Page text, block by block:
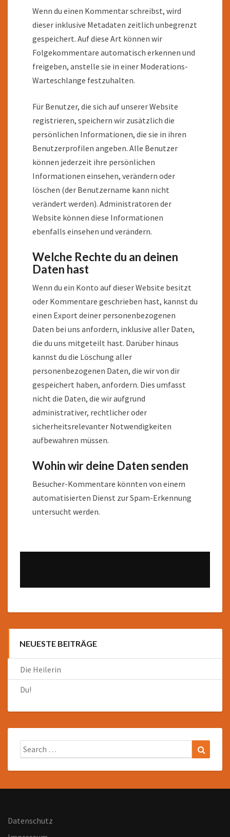
Wenn du einen Kommentar schreibst, wird
dieser inklusive Metadaten zeitlich unbegrenzt
gespeichert. Auf diese Art können wir
Folgekommentare automatisch erkennen und
freigeben, anstelle sie in einer Moderations-
Warteschlange festzuhalten.
Für Benutzer, die sich auf unserer Website
registrieren, speichern wir zusätzlich die
persönlichen Informationen, die sie in ihren
Benutzerprofilen angeben. Alle Benutzer
können jederzeit ihre persönlichen
Informationen einsehen, verändern oder
löschen (der Benutzername kann nicht
verändert werden). Administratoren der
Website können diese Informationen
ebenfalls einsehen und verändern.
Welche Rechte du an deinen
Daten hast
Wenn du ein Konto auf dieser Website besitzt
oder Kommentare geschrieben hast, kannst du
einen Export deiner personenbezogenen
Daten bei uns anfordern, inklusive aller Daten,
die du uns mitgeteilt hast. Darüber hinaus
kannst du die Löschung aller
personenbezogenen Daten, die wir von dir
gespeichert haben, anfordern. Dies umfasst
nicht die Daten, die wir aufgrund
administrativer, rechtlicher oder
sicherheitsrelevanter Notwendigkeiten
aufbewahren müssen.
Wohin wir deine Daten senden
Besucher-Kommentare könnten von einem
automatisierten Dienst zur Spam-Erkennung
untersucht werden.
NEUESTE BEITRÄGE
Die Heilerin
Du!
Search
for:
Datenschutz